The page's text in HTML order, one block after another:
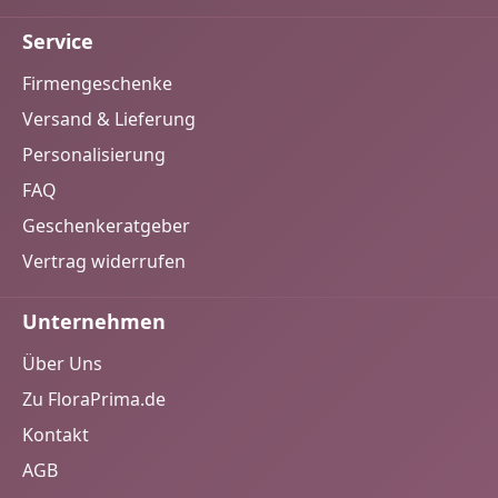
Service
Firmengeschenke
Versand & Lieferung
Personalisierung
FAQ
Geschenkeratgeber
Vertrag widerrufen
Unternehmen
Über Uns
Zu FloraPrima.de
Kontakt
AGB